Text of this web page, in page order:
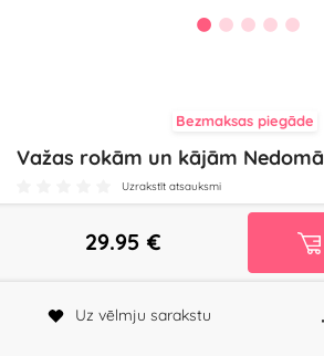
Bezmaksas piegāde
Važas rokām un kājām Nedomā
Uzrakstīt atsauksmi
29.95 €
Uz vēlmju sarakstu